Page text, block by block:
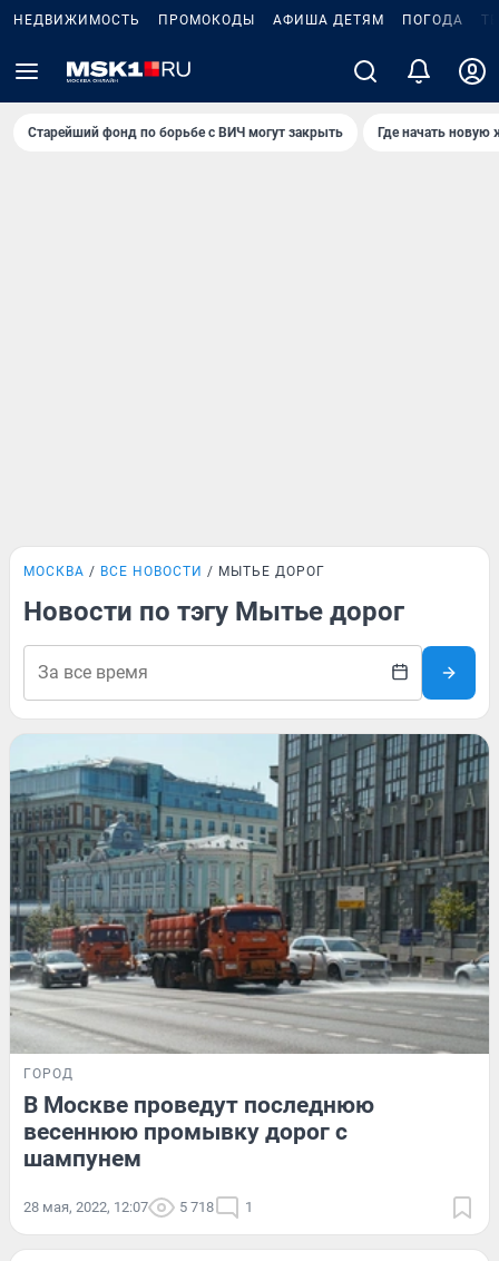
НЕДВИЖИМОСТЬ ПРОМОКОДЫ АФИША ДЕТЯМ ПОГОДА
Старейший фонд по борьбе с ВИЧ могут закрыть Где начать новую
МОСКВА ВСЕ НОВОСТИ МЫТЬЕ ДОРОГ
Новости по тэгу Мытье дорог
ГОРОД
В Москве проведут последнюю
весеннюю промывку дорог с
шампунем
28 мая, 2022, 12:07 5 718 1